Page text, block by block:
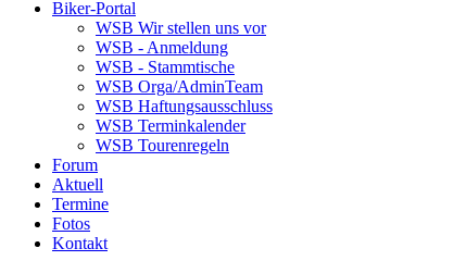
Biker-Portal
WSB Wir stellen uns vor
WSB - Anmeldung
WSB - Stammtische
WSB Orga/AdminTeam
WSB Haftungsausschluss
WSB Terminkalender
WSB Tourenregeln
Forum
Aktuell
Termine
Fotos
Kontakt